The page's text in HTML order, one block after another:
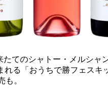
てのシャトー・メルシ
る「おうちで勝フェス
。